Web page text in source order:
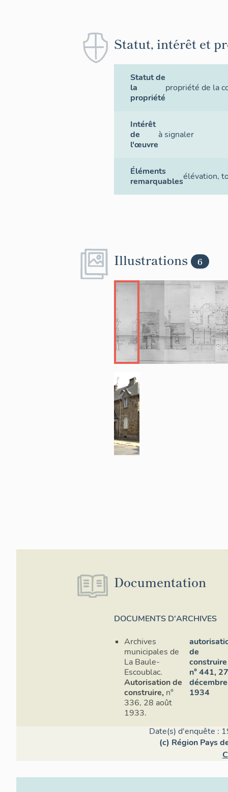
Statut, intérêt et
Statut de
la
propriété
propriété de la
Intérêt
de
l'œuvre
à signaler
Éléments
remarquablesélévation,
Illustrations 6
Documentation
DOCUMENTS D'ARCHIVES
Archives
municipales de
La Baule-
Escoublac.
Autorisation de
construire, n°
336, 28 août
1933.
de
construire
n° 441,
décembre
1934
Date(s) d'enquête :
(c) Région Pays